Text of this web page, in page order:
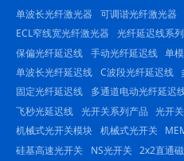
单波长光纤激光器
可调谐光纤激光器
ECL窄线宽光纤激光器
光纤延迟线系
保偏光纤延迟线 手动光纤延迟线 单
单波长光纤延迟线 C波段光纤延迟线
固定光纤延迟线
多通道电动光纤延迟
飞秒光延迟线 光开关系列产品 光开
机械式光开关模块 机械式光开关
硅基高速光开关
NS光开关 2x2直通